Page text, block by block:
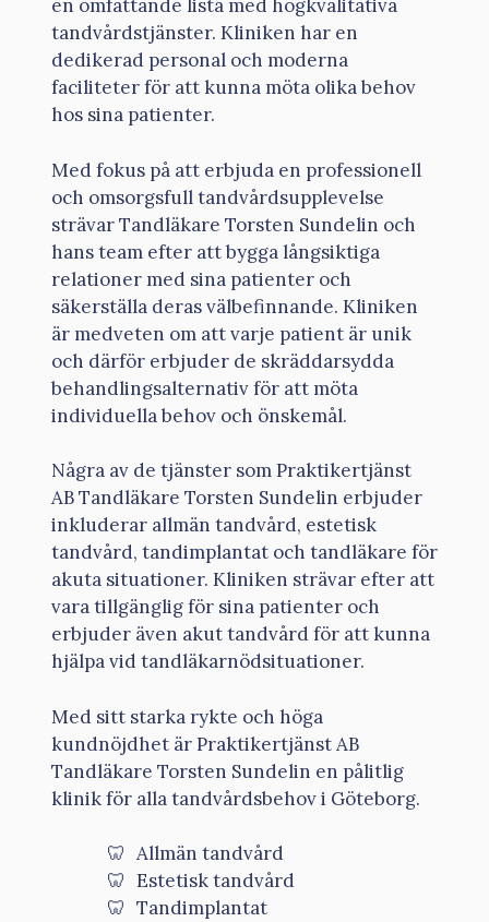
en omfattande lista med högkvalitativa
tandvårdstjänster. Kliniken har en
dedikerad personal och moderna
faciliteter för att kunna möta olika behov
hos sina patienter.
Med fokus på att erbjuda en professionell
och omsorgsfull tandvårdsupplevelse
strävar Tandläkare Torsten Sundelin och
hans team efter att bygga långsiktiga
relationer med sina patienter och
säkerställa deras välbefinnande. Kliniken
är medveten om att varje patient är unik
och därför erbjuder de skräddarsydda
behandlingsalternativ för att möta
individuella behov och önskemål.
Några av de tjänster som Praktikertjänst
AB Tandläkare Torsten Sundelin erbjuder
inkluderar allmän tandvård, estetisk
tandvård, tandimplantat och tandläkare för
akuta situationer. Kliniken strävar efter att
vara tillgänglig för sina patienter och
erbjuder även akut tandvård för att kunna
hjälpa vid tandläkarnödsituationer.
Med sitt starka rykte och höga
kundnöjdhet är Praktikertjänst AB
Tandläkare Torsten Sundelin en pålitlig
klinik för alla tandvårdsbehov i Göteborg.
Allmän tandvård
Estetisk tandvård
Tandimplantat